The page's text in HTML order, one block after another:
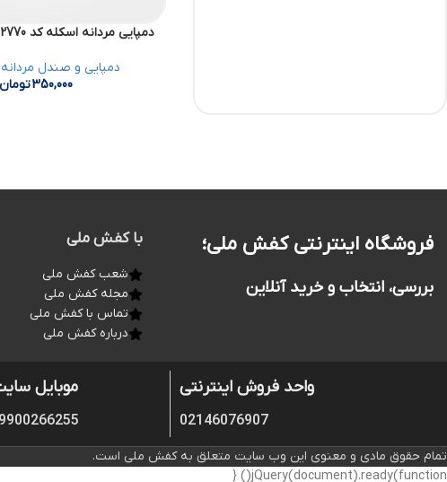
دمپایی مردانه اسکله کد 58992770 کفش ملی
دمپایی و صندل مردانه
350,000تومان
فروشگاه اینترنتی کفش ملی؛
بررسی، انتخاب و خرید آنلاین
با کفش ملی
شعب کفش ملی
مجله کفش ملی
تماس با کفش ملی
درباره کفش ملی
واحد فروش اینترنتی
02146076907
موبایل
تمام حقوق مادی و معنوی این وب سایت متعلق به کفش ملی است.
jQuery(document).ready(function() {